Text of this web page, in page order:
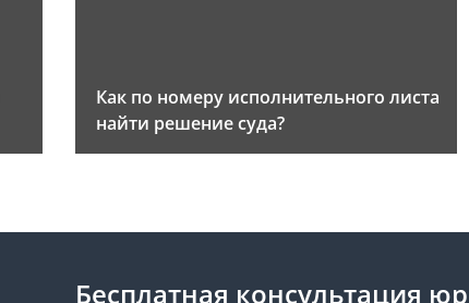
Как по номеру исполнительного листа
найти решение суда?
Бесплатная консультация